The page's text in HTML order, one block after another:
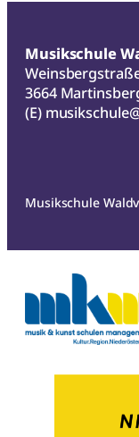
Musikschule
3664
(E)
Musikschule